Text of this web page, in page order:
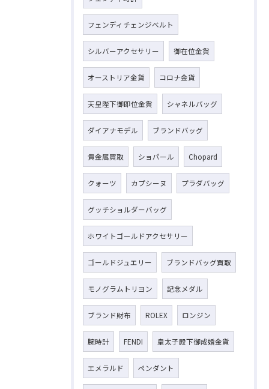
フェンディチェンジベルト
シルバーアクセサリー 御在位金貨
オーストリア金貨 コロナ金貨
天皇陛下御即位金貨 シャネルバッグ
ダイアナモデル ブランドバッグ
貴金属買取 ショパール Chopard
クォーツ カプシーヌ プラダバッグ
グッチショルダーバッグ
ホワイトゴールドアクセサリー
ゴールドジュエリー ブランドバッグ買取
モノグラムトリヨン 記念メダル
ブランド財布 ROLEX ロンジン
腕時計 FENDI 皇太子殿下御成婚金貨
エメラルド ペンダント